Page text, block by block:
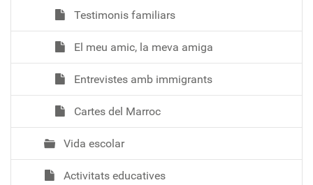
Testimonis familiars
El meu amic, la meva amiga
Entrevistes amb immigrants
Cartes del Marroc
Vida escolar
Activitats educatives